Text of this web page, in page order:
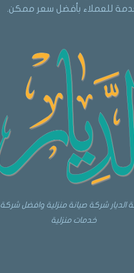
للعملاء بأفضل سعر ممكن.
الديار شركة صيانة منزلية وافضل شركة
خدمات منزلية